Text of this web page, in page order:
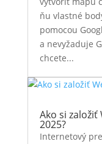
ňu vlastné
pomocou
a nevyžaduje
chcete...
Ako si
2025?
Internetový